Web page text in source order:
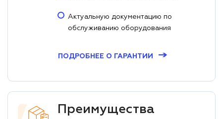
Актуальную документацию по
обслуживанию оборудования
ПОДРОБНЕЕ О ГАРАНТИИ→
Преимущества